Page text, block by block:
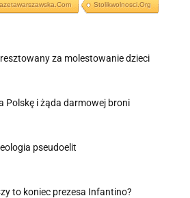
Stolikwolnosci.org
za molestowanie dzieci
Polskę i żąda darmowej broni
pseudoelit
to koniec prezesa Infantino?